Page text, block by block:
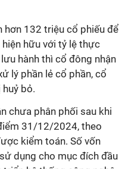
hơn 132 triệu cổ phiếu để
hữu với tỷ lệ thực
hành thì cổ đông nhận
lý phần lẻ cổ phần, cổ
bỏ.
chưa phân phối sau khi
31/12/2024, theo
kiểm toán. Số vốn
dụng cho mục đích đầu